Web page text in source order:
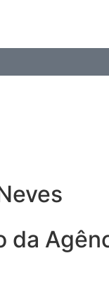
da